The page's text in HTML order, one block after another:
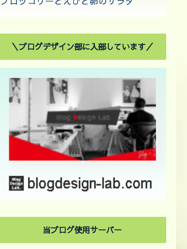
＼ブログデザイン部に入部しています／
当ブログ使用サーバー